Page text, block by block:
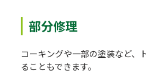
部分修理
コーキングや一部の塗装など、
ることもできます。